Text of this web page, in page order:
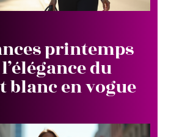
printemps
du
blanc en vogue